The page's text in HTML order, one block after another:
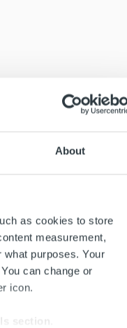
About
as cookies to store
measurement,
purposes. Your
can change or
icon.
section